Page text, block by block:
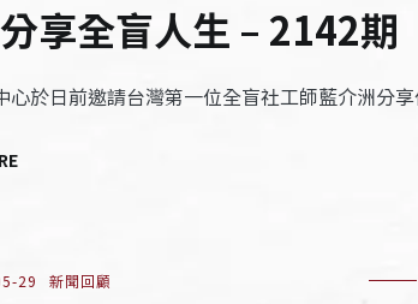
享全盲人生 – 2142期
心於日前邀請台灣第一位全盲社工師藍介洲分
29 新聞回顧